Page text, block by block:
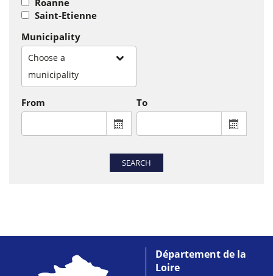
Saint-Etienne
Municipality
Choose a
municipality
From
From : display the calendar to
To
To :
SEARCH
Département de la
Loire